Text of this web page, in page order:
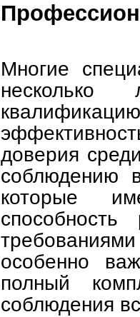
Многие
доверия
соблюдению
которые
особенно
полный
соблюдения